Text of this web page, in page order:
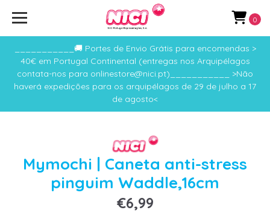
___________🚚 Portes de Envio Grátis para encomendas >
40€ em Portugal Continental (entregas nos Arquipélagos
contata-nos para onlinestore@nici.pt)___________ >Não
haverá expedições para os arquipélagos de 29 de julho a 17
de agosto<
0
Mymochi | Caneta anti-stress
pinguim Waddle,16cm
€6,99